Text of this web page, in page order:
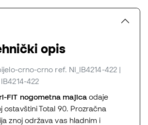
opis
crno-crno ref. NI_IB4214-422 |
422
FIT nogometna majica odaje
ostavštini Total 90. Prozračna
znoj održava vas hladnim i